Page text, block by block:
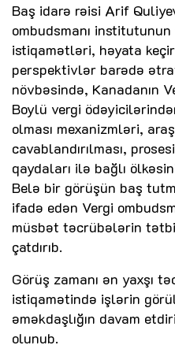
Baş idarə rəisi Arif
ombudsmanı
istiqamətləri, həyata
perspektivlər barədə
növbəsində, Kanadanın
Boylü vergi
olması mexanizmləri,
cavablandırılması,
qaydaları ilə bağlı
Belə bir görüşün baş
ifadə edən Vergi
müsbət təcrübələrin
çatdırıb.
Görüş zamanı ən yaxşı
istiqamətində işlərin
əməkdaşlığın davam
olunub.